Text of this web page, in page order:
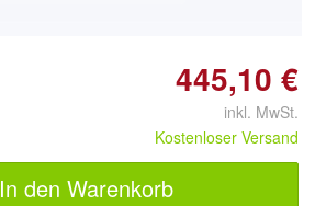
445,10 €
inkl. MwSt.
Kostenloser Versand
In den Warenkorb